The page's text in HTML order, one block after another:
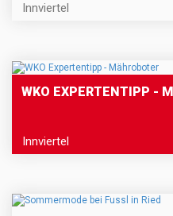
Innviertel
WKO EXPERTENTIPP -
Innviertel